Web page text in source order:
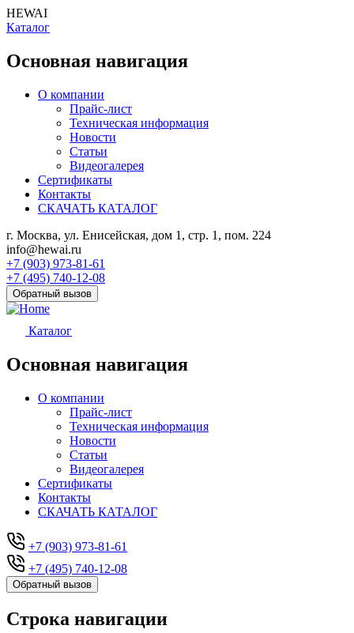
HEWAI
Каталог
Основная навигация
О компании
Прайс-лист
Техническая информация
Новости
Статьи
Видеогалерея
Сертификаты
Контакты
СКАЧАТЬ КАТАЛОГ
г. Москва, ул. Енисейская, дом 1, стр. 1, пом. 224
info@hewai.ru
+7 (903) 973-81-61
+7 (495) 740-12-08
Обратный вызов
Каталог
Основная навигация
О компании
Прайс-лист
Техническая информация
Новости
Статьи
Видеогалерея
Сертификаты
Контакты
СКАЧАТЬ КАТАЛОГ
+7 (903) 973-81-61
+7 (495) 740-12-08
Обратный вызов
Строка навигации